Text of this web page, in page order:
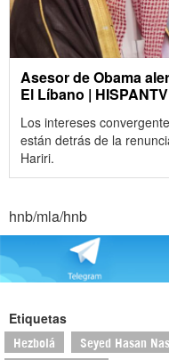
Asesor de Obama
El Líbano | HISPANTV
Los intereses
están detrás de la
Hariri.
hnb/mla/hnb
Etiquetas
Hezbolá Seyed Hasan